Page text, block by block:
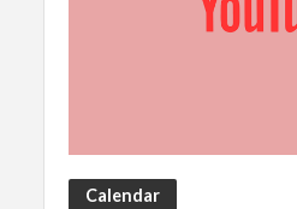
Calendar